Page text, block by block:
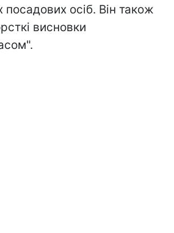
посадових осіб. Він також
висновки